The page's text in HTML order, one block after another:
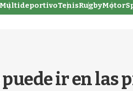
MultideportivoTenisRugby
ir en las